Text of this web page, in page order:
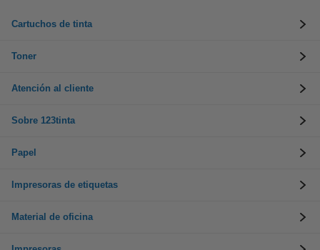
Cartuchos de tinta
Toner
Atención al cliente
Sobre 123tinta
Papel
Impresoras de etiquetas
Material de oficina